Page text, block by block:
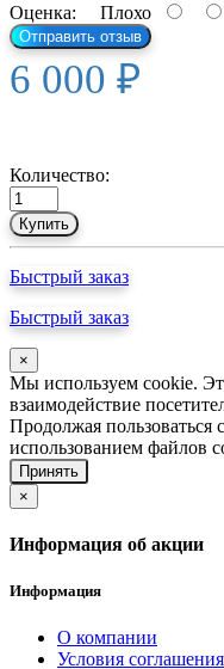
Оценка: Плохо
Отправить отзыв
6 000 ₽
Количество:
Купить
Быстрый заказ
Быстрый заказ
×
Мы используем cookie.
взаимодействие
Продолжая пользоваться
использованием файлов
Принять
×
Информация об акции
Информация
О компании
Условия соглашения